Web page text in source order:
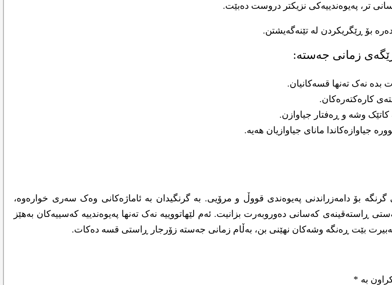
زمانی جەستە:
نەک تەنها قسەکانیان.
کارەکتەرەکان.
کاتێک وشە و ڕەفتار جیاوازن.
جیاوازەکاندا مانای جیاوازیان هەیە.
بۆ دامەزراندنی پەیوەندی قووڵ و مرۆیی. بە گرنگیدان بە ئاماژەکانی وەک سەری خوارەوە،
ڕاستەقینەی کەسانی دەوروبەرت بزانیت. ئەم لێهاتووییە نەک تەنها پەیوەندییە کەسییەکان بەهێز
بێت ڕەنگە وشەکان نهێنی بن، بەڵام زمانی جەستە زۆرجار ڕاستی قسە دەکات.
بە *